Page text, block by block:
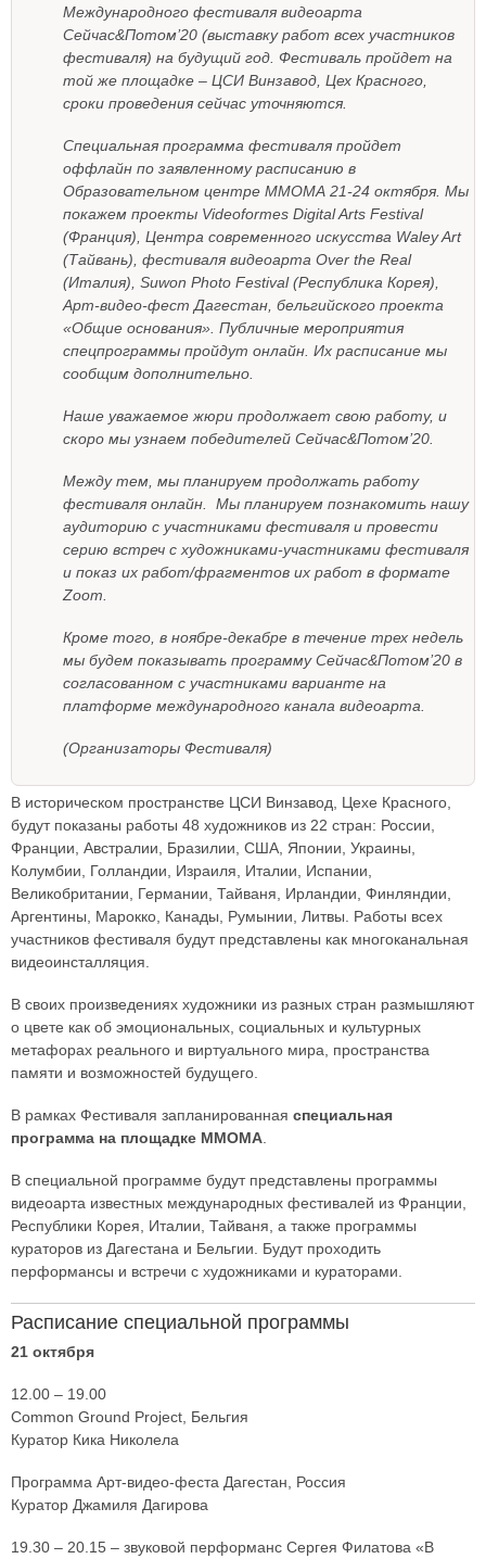
Международного фестиваля видеоарта
Сейчас&Потом’20 (выставку работ всех участников
фестиваля) на будущий год. Фестиваль пройдет на
той же площадке – ЦСИ Винзавод, Цех Красного,
сроки проведения сейчас уточняются.
Специальная программа фестиваля пройдет
оффлайн по заявленному расписанию в
Образовательном центре ММОМА 21-24 октября. Мы
покажем проекты Videoformes Digital Arts Festival
(Франция), Центра современного искусства Waley Art
(Тайвань), фестиваля видеоарта Over the Real
(Италия), Suwon Photo Festival (Республика Корея),
Арт-видео-фест Дагестан, бельгийского проекта
«Общие основания». Публичные мероприятия
спецпрограммы пройдут онлайн. Их расписание мы
сообщим дополнительно.
Наше уважаемое жюри продолжает свою работу, и
скоро мы узнаем победителей Сейчас&Потом’20.
Между тем, мы планируем продолжать работу
фестиваля онлайн. Мы планируем познакомить нашу
аудиторию с участниками фестиваля и провести
серию встреч с художниками-участниками фестиваля
и показ их работ/фрагментов их работ в формате
Zoom.
Кроме того, в ноябре-декабре в течение трех недель
мы будем показывать программу Сейчас&Потом’20 в
согласованном с участниками варианте на
платформе международного канала видеоарта.
(Организаторы Фестиваля)
В историческом пространстве ЦСИ Винзавод, Цехе Красного,
будут показаны работы 48 художников из 22 стран: России,
Франции, Австралии, Бразилии, США, Японии, Украины,
Колумбии, Голландии, Израиля, Италии, Испании,
Великобритании, Германии, Тайваня, Ирландии, Финляндии,
Аргентины, Марокко, Канады, Румынии, Литвы. Работы всех
участников фестиваля будут представлены как многоканальная
видеоинсталляция.
В своих произведениях художники из разных стран размышляют
о цвете как об эмоциональных, социальных и культурных
метафорах реального и виртуального мира, пространства
памяти и возможностей будущего.
В рамках Фестиваля запланированная специальная
программа на площадке ММОМА
В специальной программе будут представлены программы
видеоарта известных международных фестивалей из Франции,
Республики Корея, Италии, Тайваня, а также программы
кураторов из Дагестана и Бельгии. Будут проходить
перформансы и встречи с художниками и кураторами.
Расписание специальной программы
21 октября
12.00 – 19.00
Common Ground Project, Бельгия
Куратор Кика Николела
Программа Арт-видео-феста Дагестан, Россия
Куратор Джамиля Дагирова
19.30 – 20.15 – звуковой перформанс Сергея Филатова «В